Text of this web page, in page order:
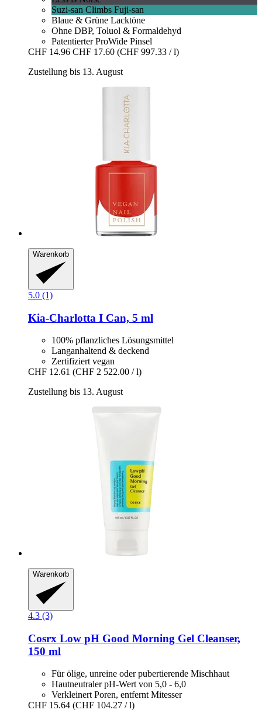
Suzi-san Climbs Fuji-san
Blaue & Grüne Lacktöne
Ohne DBP, Toluol & Formaldehyd
Patentierter ProWide Pinsel
CHF 14.96 CHF 17.60 (CHF 997.33 / l)
Zustellung bis 13. August
Warenkorb
5.0 (1)
Kia-Charlotta I Can, 5 ml
100% pflanzliches Lösungsmittel
Langanhaltend & deckend
Zertifiziert vegan
CHF 12.61 (CHF 2 522.00 / l)
Zustellung bis 13. August
Warenkorb
4.3 (3)
Cosrx Low pH Good Morning Gel Cleanser,
150 ml
Für ölige, unreine oder pubertierende Mischhaut
Hautneutraler pH-Wert von 5,0 - 6,0
Verkleinert Poren, entfernt Mitesser
CHF 15.64 (CHF 104.27 / l)